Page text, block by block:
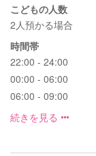
こどもの人数
2人預かる場合
時間帯
22:00 - 24:00
00:00 - 06:00
06:00 - 09:00
続きを見る